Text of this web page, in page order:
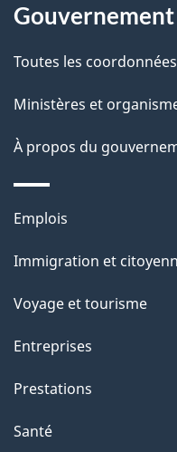
i
l
s
d
e
l
a
p
a
g
e
propos
de
ce
site
Gouvernement
Toutes les coordonnées
Ministères et
À propos du
Thèmes
sujets
Emplois
Immigration et
Voyage et tourisme
Entreprises
Prestations
Santé